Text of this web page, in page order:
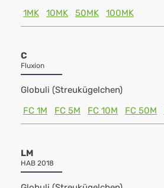
1MK
10MK 50MK 100MK
C
Fluxion
Globuli (Streukügelchen)
FC 1M
FC 5M FC 10M FC 50M
LM
HAB 2018